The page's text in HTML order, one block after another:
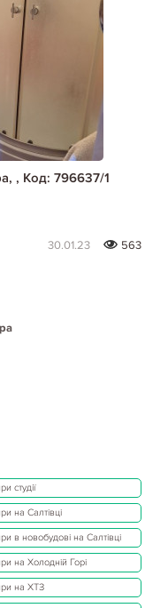
, Код: 796637/1
30.01.23
563
студії
на Салтівці
в новобудові на Салтівці
на Холодній Горі
на ХТЗ